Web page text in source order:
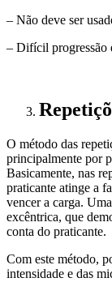
– Não deve ser
– Difícil progressão
O método das
principalmente por
Basicamente, nas
praticante atinge a
vencer a carga.
excêntrica, que
conta do praticante.
Com este método,
intensidade e das